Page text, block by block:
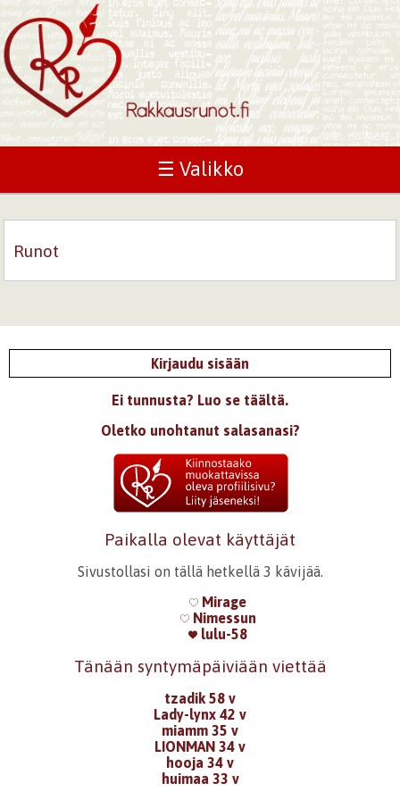
☰ Valikko
Runot
Kirjaudu sisään
Ei tunnusta? Luo se täältä.
Oletko unohtanut salasanasi?
Paikalla olevat käyttäjät
Sivustollasi on tällä hetkellä 3 kävijää.
Mirage
Nimessun
lulu-58
Tänään syntymäpäiviään viettää
tzadik 58 v
Lady-lynx 42 v
miamm 35 v
LIONMAN 34 v
hooja 34 v
huimaa 33 v